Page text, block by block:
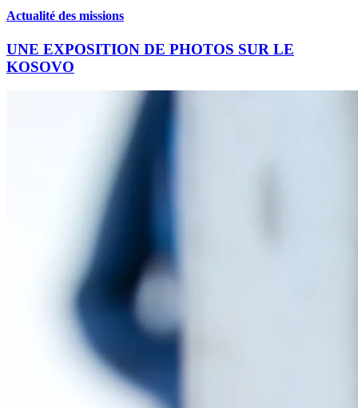
Actualité des missions
UNE EXPOSITION DE PHOTOS SUR LE
KOSOVO